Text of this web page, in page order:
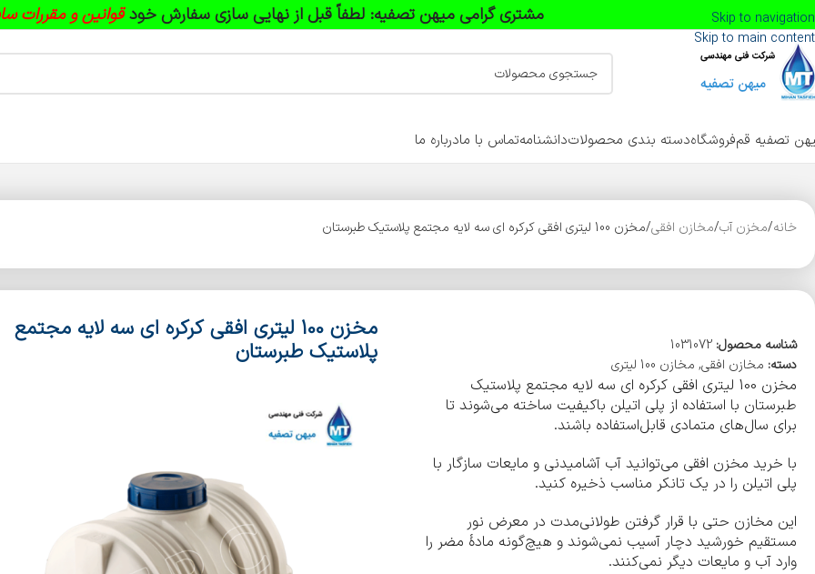
Skip to navigation
Skip to main content
مشتری گرامی میهن تصفیه: لطفاً قبل از نهایی سازی سفارش خودقوانین و مقررات
تصفیه قمفروشگاهدسته بندی محصولاتدانشنامهتماس با مادرباره ما
خانه مخزن آب مخازن افقی مخزن 100 لیتری افقی کرکره ای سه لایه مجتمع پلاستیک طبرستان
شناسه محصول: 1031072
دسته: مخازن افقی, مخازن 100 لیتری
مخزن 100 لیتری افقی کرکره ای سه لایه مجتمع پلاستیک
طبرستان با استفاده از پلی اتیلن باکیفیت ساخته می‌شوند تا
برای سال‌های متمادی قابل‌استفاده باشند.
با خرید مخزن افقی می‌توانید آب آشامیدنی و مایعات سازگار با
پلی اتیلن را در یک تانکر مناسب ذخیره کنید.
این مخازن حتی با قرار گرفتن طولانی‌مدت در معرض نور
مستقیم خورشید دچار آسیب نمی‌شوند و هیچ‌گونه مادۀ مضر را
وارد آب و مایعات دیگر نمی‌کنند.
مخزن 100 لیتری افقی کرکره ای سه لایه مجتمع
پلاستیک طبرستان